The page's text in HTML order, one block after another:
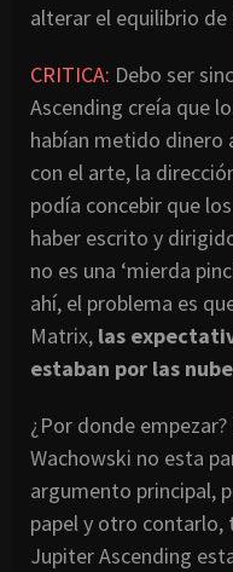
alterar el equilibrio
CRITICA: Debo ser
Ascending creía que
habían metido dinero
con el arte, la
podía concebir que
haber escrito y
no es una ‘mierda
ahí, el problema es
Matrix, las
estaban por las
¿Por donde
Wachowski no esta
argumento principal,
papel y otro contarlo,
Jupiter Ascending